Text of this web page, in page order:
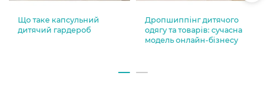
Що таке капсульний
дитячий гардероб
Дропшиппінг дитячого
одягу та товарів: сучасна
модель онлайн-бізнесу